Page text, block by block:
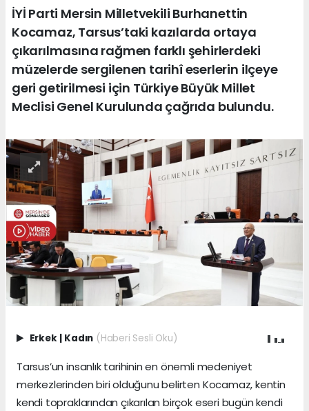
İYİ Parti Mersin Milletvekili Burhanettin
Kocamaz, Tarsus’taki kazılarda ortaya
çıkarılmasına rağmen farklı şehirlerdeki
müzelerde sergilenen tarihî eserlerin ilçeye
geri getirilmesi için Türkiye Büyük Millet
Meclisi Genel Kurulunda çağrıda bulundu.
Erkek | Kadın (Haberi Sesli Oku)
Tarsus’un insanlık tarihinin en önemli medeniyet
merkezlerinden biri olduğunu belirten Kocamaz, kentin
kendi topraklarından çıkarılan birçok eseri bugün kendi